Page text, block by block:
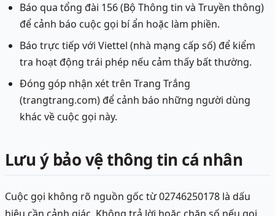
Báo qua tổng đài 156 (Bộ Thông tin và Truyền thông)
để cảnh báo cuộc gọi bí ẩn hoặc làm phiền.
Báo trực tiếp với Viettel (nhà mạng cấp số) để kiểm
tra hoạt động trái phép nếu cảm thấy bất thường.
Đóng góp nhận xét trên Trang Trắng
(trangtrang.com) để cảnh báo những người dùng
khác về cuộc gọi này.
Lưu ý bảo vệ thông tin cá nhân
Cuộc gọi không rõ nguồn gốc từ 02746250178 là dấu